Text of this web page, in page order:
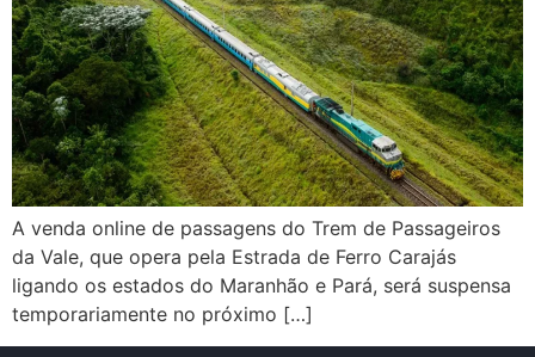
A venda online de passagens do Trem de Passageiros
da Vale, que opera pela Estrada de Ferro Carajás
ligando os estados do Maranhão e Pará, será suspensa
temporariamente no próximo […]